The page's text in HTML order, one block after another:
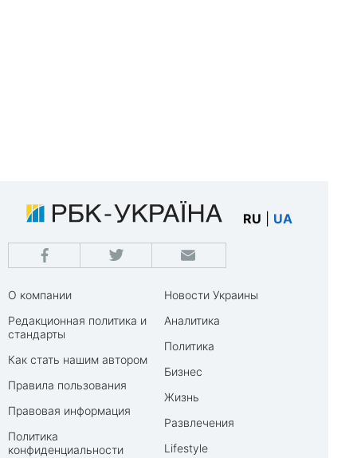
RU UA
О компании
Редакционная политика и
стандарты
Как стать нашим автором
Правила пользования
Правовая информация
Политика
конфиденциальности
Новости Украины
Аналитика
Политика
Бизнес
Жизнь
Развлечения
Lifestyle